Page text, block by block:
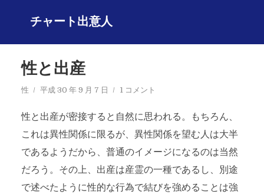
チャート出意人
性と出産
性 平成 30 年 9 月 7 日 1 コメント
性と出産が密接すると自然に思われる。もちろん、
これは異性関係に限るが、異性関係を望む人は大半
であるようだから、普通のイメージになるのは当然
だろう。その上、出産は産霊の一種であるし、別途
で述べたように性的な行為で結びを強めることは強